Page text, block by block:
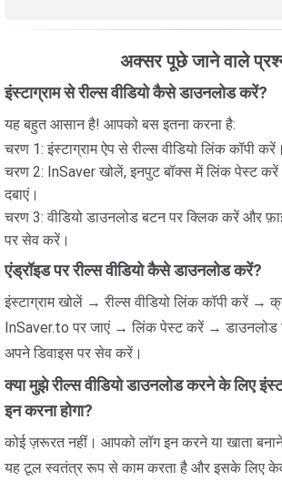
अक्सर पूछे जाने वाले
इंस्टाग्राम से रील्स वीडियो कैसे डाउनलोड करें?
यह बहुत आसान है! आपको बस इतना करना है:
चरण 1: इंस्टाग्राम ऐप से रील्स वीडियो लिंक कॉपी करें।
चरण 2: InSaver खोलें, इनपुट बॉक्स में लिंक पेस्ट
दबाएं।
चरण 3: वीडियो डाउनलोड बटन पर क्लिक करें और
पर सेव करें।
एंड्रॉइड पर रील्स वीडियो कैसे डाउनलोड करें?
इंस्टाग्राम खोलें → रील्स वीडियो लिंक कॉपी करें →
InSaver.to पर जाएं → लिंक पेस्ट करें → डाउनलोड
अपने डिवाइस पर सेव करें।
क्या मुझे रील्स वीडियो डाउनलोड करने के लिए
इन करना होगा?
कोई ज़रूरत नहीं। आपको लॉग इन करने या खाता
यह टूल स्वतंत्र रूप से काम करता है और इसके लिए